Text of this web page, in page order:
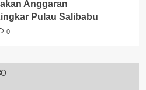
Anggaran
Pulau Salibabu
0